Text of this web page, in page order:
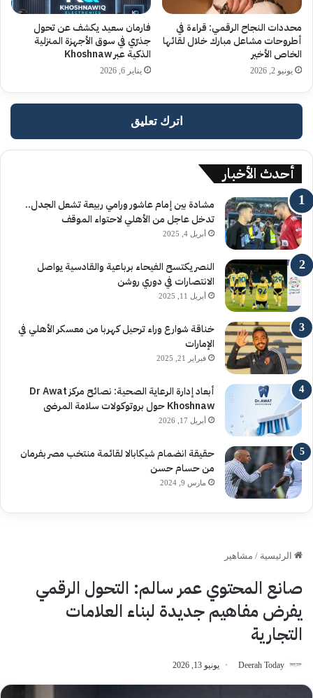
محددات النجاح الرقمي: قراءة في
أطروحات مشاعل مبارك خلال لقائها
الخاص الأخير
يونيو 2, 2026
فارمان سعيد يكشف عن تحول
جذرّي في سوق الأجهزة المنزلية
الذكية عبر Khoshnaw
يناير 6, 2026
اترك تعليق
أحدث الأخبار
مشادة بين إمام عاشور ورامي ربيعة تشعل الجدل..
تدخل عاجل من الأهلي لاحتواء الموقف
أبريل 4, 2025
النصر يكتسح الفيحاء برباعية والقادسية يواصل
الانتصارات في دوري روشن
أبريل 11, 2025
خناقة شوارع وراء ترحيل كهربا من معسكر الأهلي في
الإمارات
فبراير 21, 2025
أبعاد إدارة الرعاية الصحية: نصائح مركز Dr Awat
Khoshnaw حول بروتوكولات سلامة المرضى
أبريل 17, 2026
حقيقة انضمام شيكابالا لقائمة منتخب مصر بفرمان
من حسام حسن
مارس 9, 2024